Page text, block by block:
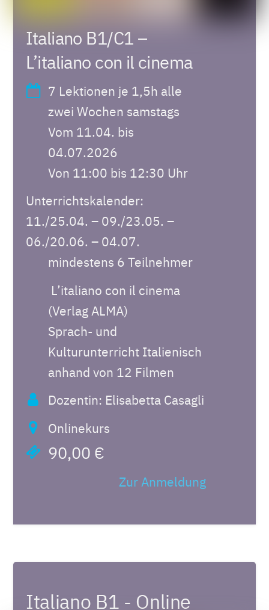
Italiano B1/C1 –
L’italiano con il cinema
7 Lektionen je 1,5h alle
zwei Wochen samstags
Vom 11.04. bis
04.07.2026
Von 11:00 bis 12:30 Uhr
Unterrichtskalender:
11./25.04. – 09./23.05. –
06./20.06. – 04.07.
mindestens 6 Teilnehmer
L’italiano con il cinema
(Verlag ALMA)
Sprach- und
Kulturunterricht Italienisch
anhand von 12 Filmen
Dozentin: Elisabetta Casagli
Onlinekurs
90,00 €
Zur Anmeldung
Italiano B1 - Online